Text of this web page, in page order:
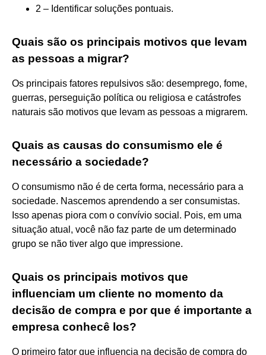
2 – Identificar soluções pontuais.
Quais são os principais motivos que levam
as pessoas a migrar?
Os principais fatores repulsivos são: desemprego, fome,
guerras, perseguição política ou religiosa e catástrofes
naturais são motivos que levam as pessoas a migrarem.
Quais as causas do consumismo ele é
necessário a sociedade?
O consumismo não é de certa forma, necessário para a
sociedade. Nascemos aprendendo a ser consumistas.
Isso apenas piora com o convívio social. Pois, em uma
situação atual, você não faz parte de um determinado
grupo se não tiver algo que impressione.
Quais os principais motivos que
influenciam um cliente no momento da
decisão de compra e por que é importante a
empresa conhecê los?
O primeiro fator que influencia na decisão de compra do